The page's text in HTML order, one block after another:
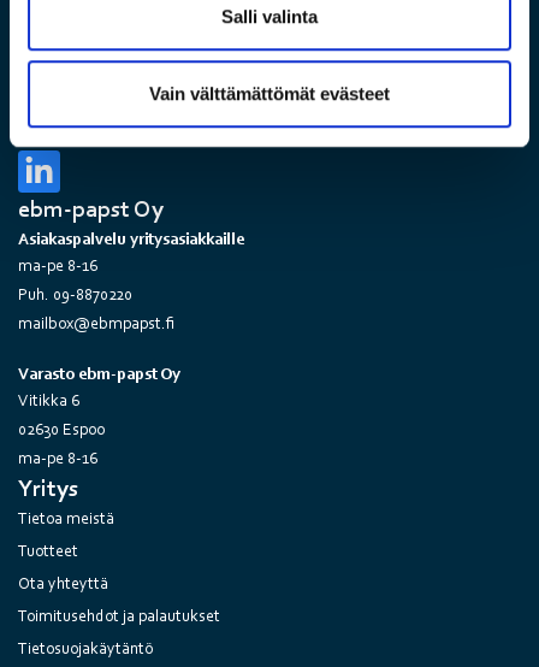
Salli valinta
Vain välttämättömät evästeet
Seuraa meitä
ebm-papst Oy
Asiakaspalvelu yritysasiakkaille
ma-pe 8-16
Puh. 09-8870220
mailbox@ebmpapst.fi
Varasto ebm-papst Oy
Vitikka 6
02630 Espoo
ma-pe 8-16
Yritys
Tietoa meistä
Tuotteet
Ota yhteyttä
Toimitusehdot ja palautukset
Tietosuojakäytäntö